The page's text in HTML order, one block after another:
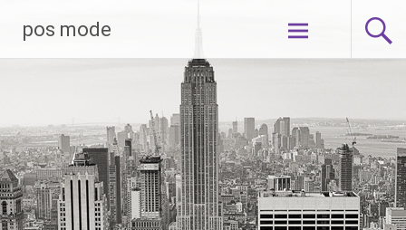
content
pos mode